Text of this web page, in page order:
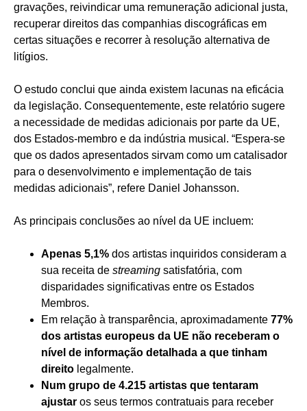
gravações, reivindicar uma remuneração adicional justa,
recuperar direitos das companhias discográficas em
certas situações e recorrer à resolução alternativa de
litígios.
O estudo conclui que ainda existem lacunas na eficácia
da legislação. Consequentemente, este relatório sugere
a necessidade de medidas adicionais por parte da UE,
dos Estados-membro e da indústria musical. “Espera-se
que os dados apresentados sirvam como um catalisador
para o desenvolvimento e implementação de tais
medidas adicionais”, refere Daniel Johansson.
As principais conclusões ao nível da UE incluem:
Apenas 5,1% dos artistas inquiridos consideram a
sua receita de streaming satisfatória, com
disparidades significativas entre os Estados
Membros.
Em relação à transparência, aproximadamente 77%
dos artistas europeus da UE não receberam o
nível de informação detalhada a que tinham
direito legalmente.
Num grupo de 4.215 artistas que tentaram
ajustar os seus termos contratuais para receber